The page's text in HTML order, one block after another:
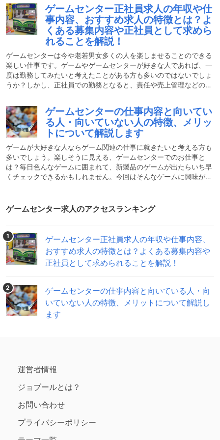
ゲームセンター求人のアクセスランキング
1
ゲームセンター正社員求人の年収や仕事内容、
おすすめ求人の特徴とは？よくある募集内容や
正社員として求められることを解説！
2
ゲームセンターの仕事内容と向いている人・向
いていない人の特徴、メリットについて解説し
ます
ゲームセンター正社員求人の年収や仕
事内容、おすすめ求人の特徴とは？よ
くある募集内容や正社員として求めら
れることを解説！
ゲームセンターは今や老若男女多くの人を楽しませることのできる
楽しい仕事です。ゲームやゲームセンターが好きな人であれば、一
度は勤務してみたいと考えたことがある方も多いのではないでしょ
うか？しかし、正社員での勤務となると、責任や売上管理などの大
くあります。そこで今回は、ゲームセンターで働く正社員の求人に
ついて、年収や仕事内容、おすすめ求人の特徴などについて、正社
員として求められることを解説します！ゲームセンター正社員の仕
事内容とは？ゲームセンターの正社員は多くの場合、ゲームセンタ
ーを運営する会社に正社員として入社し、全国の店舗に配属されま
ゲームセンターの仕事内容と向いてい
る人・向いていない人の特徴、メリッ
トについて解説します
ゲームが大好きな人ならゲーム関連の仕事に就きたいと考える方も
多いでしょう。楽しそうに見える、ゲームセンターでのお仕事と
は？毎日色んなゲームに囲まれて、新製品のゲームが出たらいち早
くチェックできるかもしれません。今回はそんなゲームに興味があ
と覚えなければいけないことや活かせる経験についてもお教えいた
します。ゲームセンターの仕事はどんな仕事？ゲームセンターでの
ムの景品補充、景品設置が主な仕事です。ゲームセンターの仕事は
大
運営者情報
ジョブールとは？
お問い合わせ
プライバシーポリシー